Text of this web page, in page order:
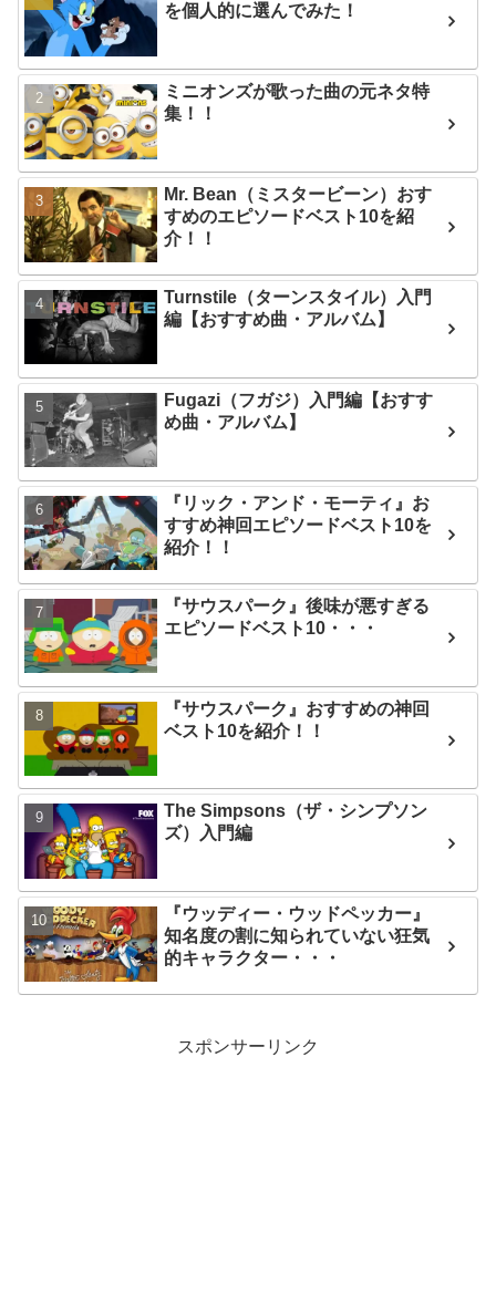
を個人的に選んでみた！
ミニオンズが歌った曲の元ネタ特
集！！
Mr. Bean（ミスタービーン）おす
すめのエピソードベスト10を紹
介！！
Turnstile（ターンスタイル）入門
編【おすすめ曲・アルバム】
Fugazi（フガジ）入門編【おすす
め曲・アルバム】
『リック・アンド・モーティ』お
すすめ神回エピソードベスト10を
紹介！！
『サウスパーク』後味が悪すぎる
エピソードベスト10・・・
『サウスパーク』おすすめの神回
ベスト10を紹介！！
The Simpsons（ザ・シンプソン
ズ）入門編
『ウッディー・ウッドペッカー』
知名度の割に知られていない狂気
的キャラクター・・・
スポンサーリンク